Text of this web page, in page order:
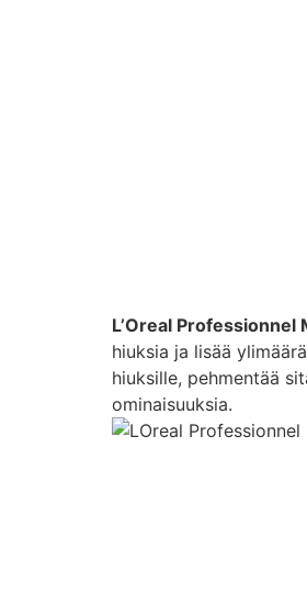
L’Oreal Professionnel
hiuksia ja lisää
hiuksille, pehmentää
ominaisuuksia.